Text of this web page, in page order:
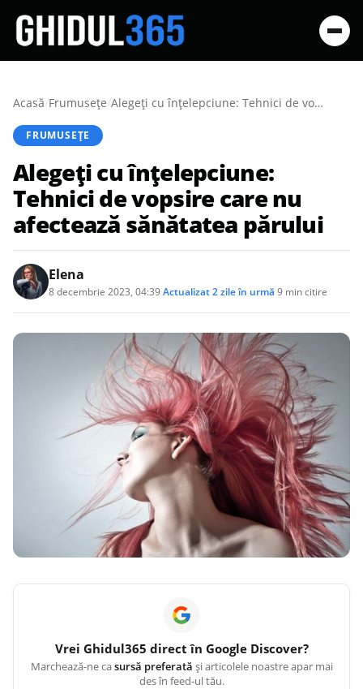
Acasă/Frumusețe/ Alegeți cu înțelepciune: Tehnici de vopsire care nu afectează sănătatea părului
FRUMUSEȚE
Alegeți cu înțelepciune:
Tehnici de vopsire care nu
afectează sănătatea părului
Elena
8 decembrie 2023, 04:39Actualizat2 zile în urmă 9 min citire
Vrei Ghidul365 direct în Google Discover?
Marchează-ne casursă preferată și articolele noastre apar mai
des în feed-ul tău.